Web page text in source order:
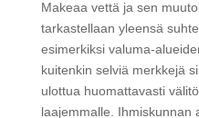
Makeaa vettä ja sen
tarkastellaan yleensä
esimerkiksi valuma-
kuitenkin selviä merkkejä
ulottua huomattavasti
laajemmalle. Ihmiskunnan